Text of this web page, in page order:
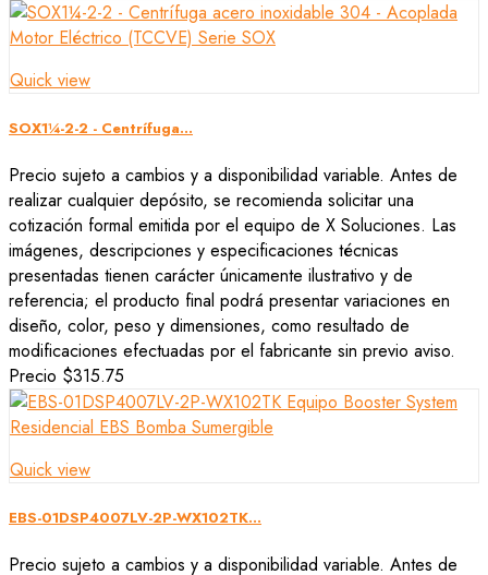
Quick view
SOX1¼-2-2 - Centrífuga...
Precio sujeto a cambios y a disponibilidad variable. Antes de
realizar cualquier depósito, se recomienda solicitar una
cotización formal emitida por el equipo de X Soluciones. Las
imágenes, descripciones y especificaciones técnicas
presentadas tienen carácter únicamente ilustrativo y de
referencia; el producto final podrá presentar variaciones en
diseño, color, peso y dimensiones, como resultado de
modificaciones efectuadas por el fabricante sin previo aviso.
Precio $315.75
Quick view
EBS-01DSP4007LV-2P-WX102TK...
Precio sujeto a cambios y a disponibilidad variable. Antes de